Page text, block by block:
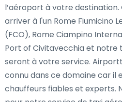
l’aéroport à votre destination.
arriver à l'un Rome Fiumicino
(FCO), Rome Ciampino
Port of Civitavecchia et
seront à votre service.
connu dans ce domaine car il
chauffeurs fiables et experts.